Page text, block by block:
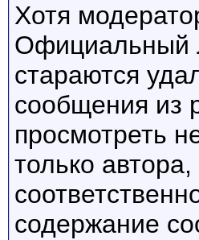
Хотя
Официальный
стараются
сообщения из
просмотреть
только
содержание